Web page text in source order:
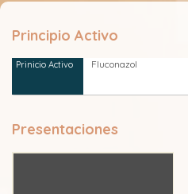
Principio Activo
Fluconazol
Presentaciones